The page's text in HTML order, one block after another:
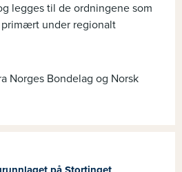
legges til de ordningene som
under regionalt
Norges Bondelag og Norsk